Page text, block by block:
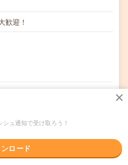
歓迎！
でのお仕事仕上げ工程(充填、検
菌)コンビニやスーパー…
/ 英語力不要
氏名・職種などを入力す…
ュ通知で受け取ろう！
ロード